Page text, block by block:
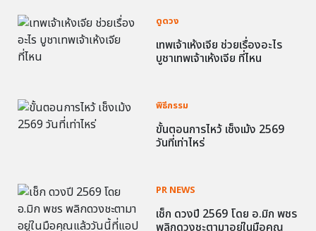
ดูดวง
เทพเจ้าเห้งเจีย ช่วยเรื่องอะไร
บูชาเทพเจ้าเห้งเจีย ที่ไหน
พิธีกรรม
ขั้นตอนการไหว้ เช็งเม้ง 2569
วันที่เท่าไหร่
PR NEWS
เช็ก ดวงปี 2569 โดย อ.มิก พชร
พลิกดวงชะตามาอยู่ในมือคุณ